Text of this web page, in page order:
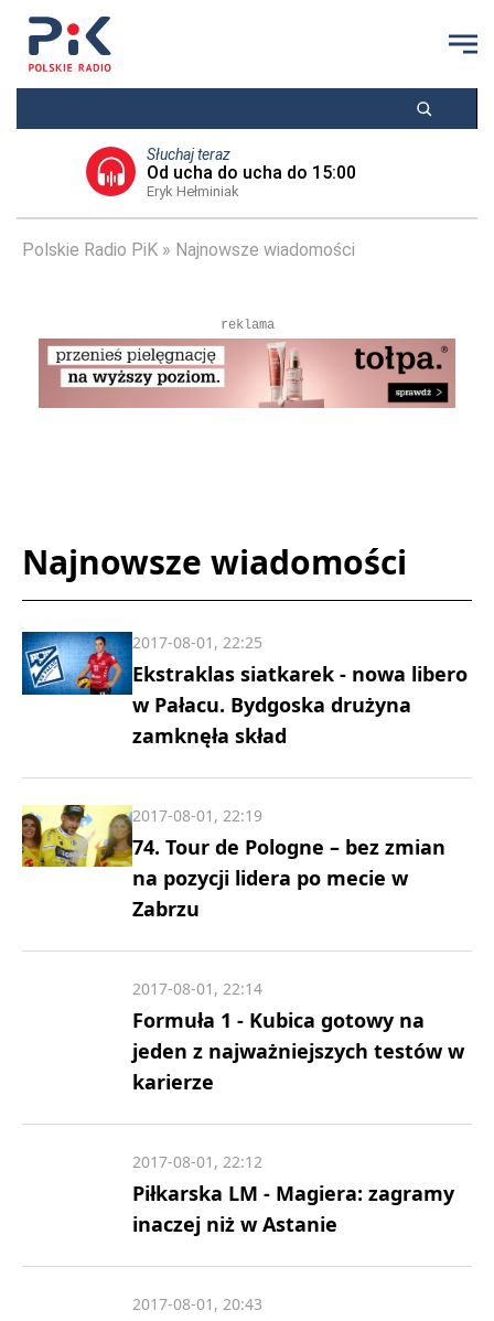
Słuchaj teraz
Od ucha do ucha do 15:00
Eryk Hełminiak
Polskie Radio PiK Najnowsze wiadomości
reklama
Najnowsze wiadomości
Ekstraklas siatkarek - nowa libero
w Pałacu. Bydgoska drużyna
zamknęła skład
2017-08-01, 22:25
74. Tour de Pologne – bez zmian
na pozycji lidera po mecie w
Zabrzu
2017-08-01, 22:19
Formuła 1 - Kubica gotowy na
jeden z najważniejszych testów w
karierze
2017-08-01, 22:14
Piłkarska LM - Magiera: zagramy
inaczej niż w Astanie
2017-08-01, 22:12
2017-08-01, 20:43